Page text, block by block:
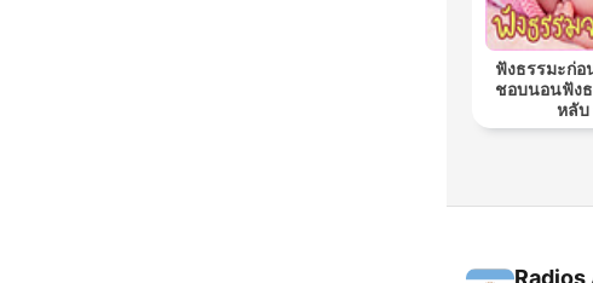
ฟังธรรมะก่อ
ชอบนอนฟัง
หลับ